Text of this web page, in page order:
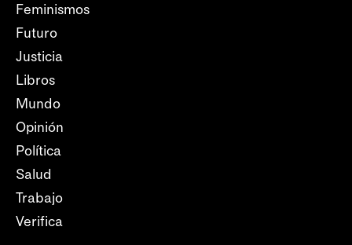
Feminismos
Futuro
Justicia
Libros
Mundo
Opinión
Política
Salud
Trabajo
Verifica